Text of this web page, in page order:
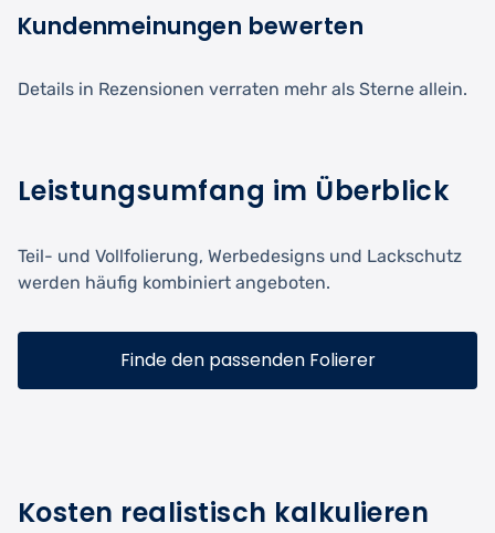
Kundenmeinungen bewerten
Details in Rezensionen verraten mehr als Sterne allein.
Leistungsumfang im Überblick
Teil- und Vollfolierung, Werbedesigns und Lackschutz
werden häufig kombiniert angeboten.
Finde den passenden Folierer
Kosten realistisch kalkulieren